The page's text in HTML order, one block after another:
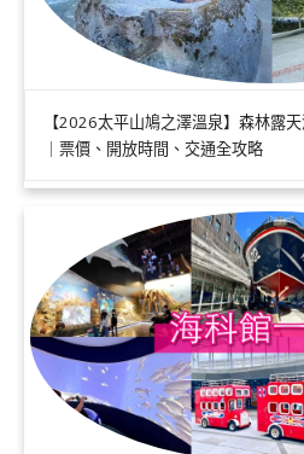
【2026太平山鳩之澤溫泉】森林露
｜票價、開放時間、交通全攻略